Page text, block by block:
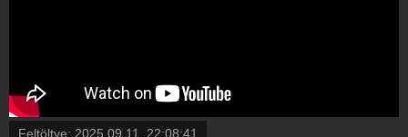
Feltöltve: 2025.09.11. 22:08:41